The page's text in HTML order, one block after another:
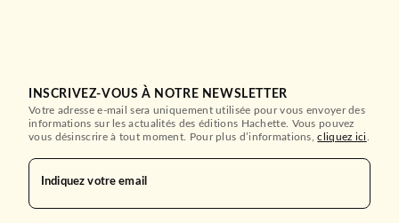
INSCRIVEZ-VOUS À NOTRE NEWSLETTER
Votre adresse e-mail sera uniquement utilisée pour vous envoyer des
informations sur les actualités des éditions Hachette. Vous pouvez
vous désinscrire à tout moment. Pour plus d’informations,cliquez ici
Indiquez votre email